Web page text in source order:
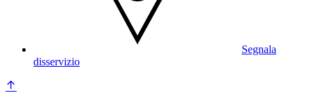
Segnala
disservizio